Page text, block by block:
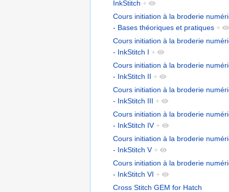
InkStitch +
Cours initiation à la broderie
- Bases théoriques et pratiques +
Cours initiation à la broderie
- InkStitch I +
Cours initiation à la broderie
- InkStitch II +
Cours initiation à la broderie
- InkStitch III +
Cours initiation à la broderie
- InkStitch IV +
Cours initiation à la broderie
- InkStitch V +
Cours initiation à la broderie
- InkStitch VI +
Cross Stitch GEM for Hatch